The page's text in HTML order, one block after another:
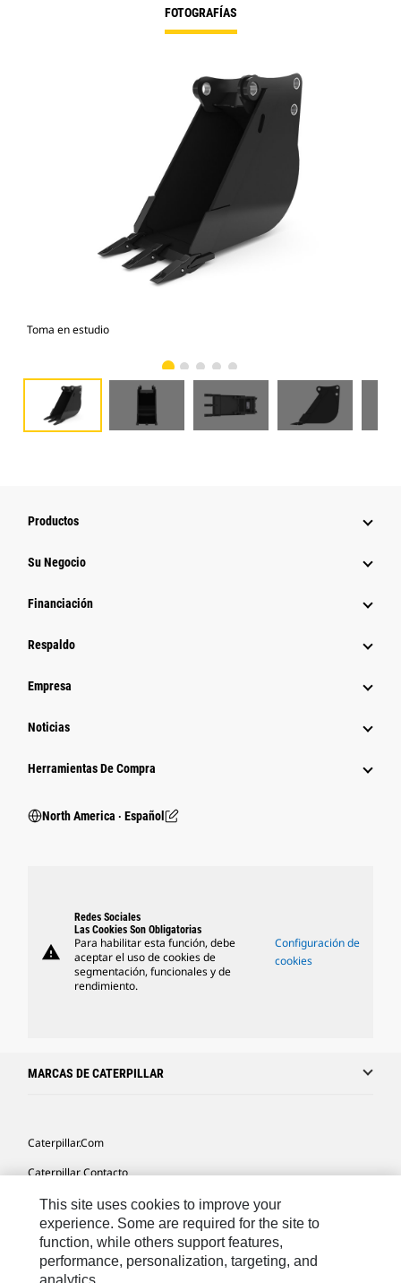
FOTOGRAFÍAS
Toma en estudio
Productos
Su Negocio
Financiación
Respaldo
Empresa
Noticias
Herramientas De Compra
North America ‧ Español
warning
Redes Sociales
Las Cookies Son Obligatorias
Para habilitar esta función, debe
aceptar el uso de cookies de
segmentación, funcionales y de
rendimiento.
Configuración de
cookies
MARCAS DE CATERPILLAR
Caterpillar.com
Caterpillar Contacto
Mis Preferencias De Marketing
Site Map
Cookie Settings
This site uses cookies to improve your
experience. Some are required for the site to
function, while others support features,
performance, personalization, targeting, and
analytics.